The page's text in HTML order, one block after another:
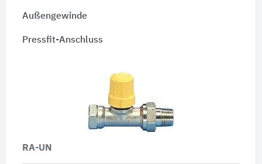
Außengewinde
Pressfit-Anschluss
RA-UN